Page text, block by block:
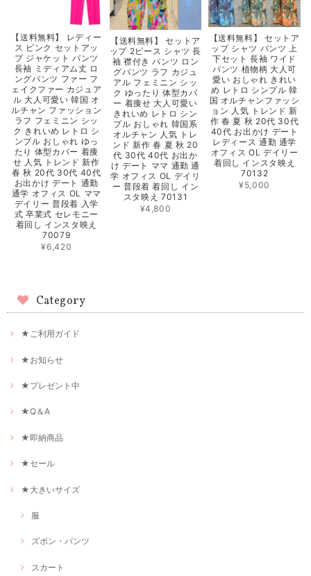
【送料無料】 レディー
ス ピンク セットアッ
プ ジャケット パンツ
長袖 ミディアム丈 ロ
ングパンツ ファー フ
ェイクファー カジュア
ル 大人可愛い 韓国 オ
ルチャン ファッション
ラフ フェミニン シッ
ク きれいめ レトロ シ
ンプル おしゃれ ゆっ
たり 体型カバー 着痩
せ 人気 トレンド 新作
春 秋 20代 30代 40代
お出かけ デート 通勤
通学 オフィス OL ママ
デイリー 普段着 入学
式 卒業式 セレモニー
着回し インスタ映え
70079
¥6,420
【送料無料】 セットア
ップ 2ピース シャツ 長
袖 襟付き パンツ ロン
グパンツ ラフ カジュ
アル フェミニン シッ
ク ゆったり 体型カバ
ー 着痩せ 大人可愛い
きれいめ レトロ シン
プル おしゃれ 韓国系
オルチャン 人気 トレ
ンド 新作 春 夏 秋 20
代 30代 40代 お出か
け デート ママ 通勤 通
学 オフィス OL デイリ
ー 普段着 着回し イン
スタ映え 70131
¥4,800
【送料無料】 セットア
ップ シャツ パンツ 上
下セット 長袖 ワイド
パンツ 植物柄 大人可
愛い おしゃれ きれい
め レトロ シンプル 韓
国 オルチャンファッシ
ョン 人気 トレンド 新
作 春 夏 秋 20代 30代
40代 お出かけ デート
レディース 通勤 通学
オフィス OL デイリー
着回し インスタ映え
70132
¥5,000
Category
★ご利用ガイド
★お知らせ
★プレゼント中
★Q＆A
★即納商品
★セール
★大きいサイズ
服
ズボン・パンツ
スカート